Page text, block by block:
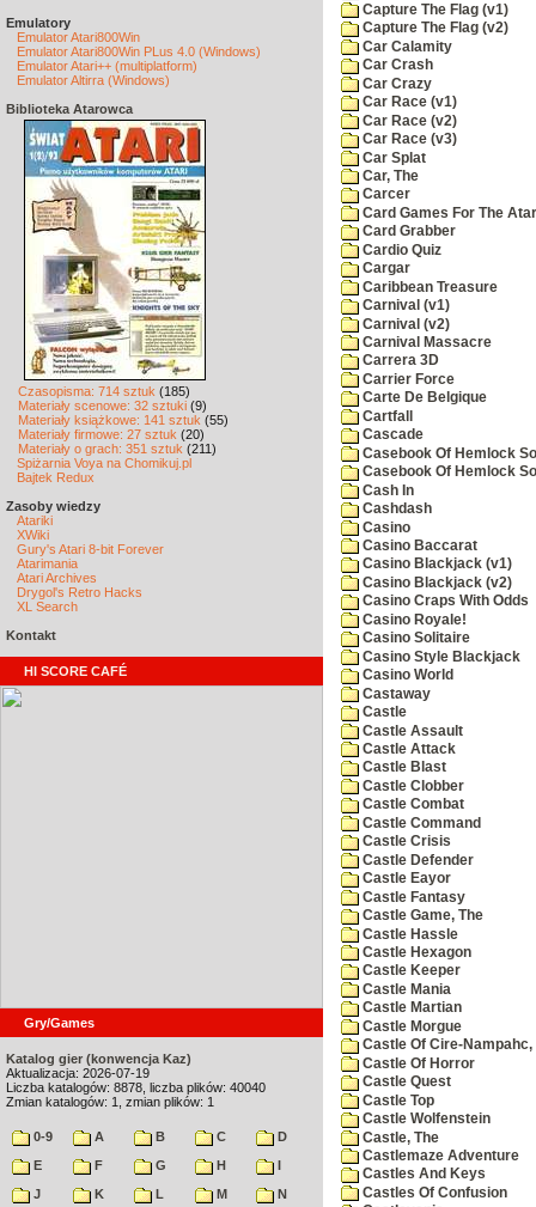
Emulatory
Emulator Atari800Win
Emulator Atari800Win PLus 4.0 (Windows)
Emulator Atari++ (multiplatform)
Emulator Altirra (Windows)
Biblioteka Atarowca
Czasopisma: 714 sztuk (185)
Materiały scenowe: 32 sztuki (9)
Materiały książkowe: 141 sztuk (55)
Materiały firmowe: 27 sztuk (20)
Materiały o grach: 351 sztuk (211)
Spiżarnia Voya na Chomikuj.pl
Bajtek Redux
Zasoby wiedzy
Atariki
XWiki
Gury's Atari 8-bit Forever
Atarimania
Atari Archives
Drygol's Retro Hacks
XL Search
Kontakt
HI SCORE CAFÉ
Gry/Games
Katalog gier (konwencja Kaz)
Aktualizacja: 2026-07-19
Liczba katalogów: 8878, liczba plików: 40040
Zmian katalogów: 1, zmian plików: 1
0-9 A B C
D
E
F G H
I
J
K L M
N
Capture The Flag (v1)
Capture The Flag (v2)
Car Calamity
Car Crash
Car Crazy
Car Race (v1)
Car Race (v2)
Car Race (v3)
Car Splat
Car, The
Carcer
Card Games For The
Card Grabber
Cardio Quiz
Cargar
Caribbean Treasure
Carnival (v1)
Carnival (v2)
Carnival Massacre
Carrera 3D
Carrier Force
Carte De Belgique
Cartfall
Cascade
Casebook Of Hemlock
Casebook Of Hemlock
Cash In
Cashdash
Casino
Casino Baccarat
Casino Blackjack (v1)
Casino Blackjack (v2)
Casino Craps With Odds
Casino Royale!
Casino Solitaire
Casino Style Blackjack
Casino World
Castaway
Castle
Castle Assault
Castle Attack
Castle Blast
Castle Clobber
Castle Combat
Castle Command
Castle Crisis
Castle Defender
Castle Eayor
Castle Fantasy
Castle Game, The
Castle Hassle
Castle Hexagon
Castle Keeper
Castle Mania
Castle Martian
Castle Morgue
Castle Of Cire-Nampahc,
Castle Of Horror
Castle Quest
Castle Top
Castle Wolfenstein
Castle, The
Castlemaze Adventure
Castles And Keys
Castles Of Confusion